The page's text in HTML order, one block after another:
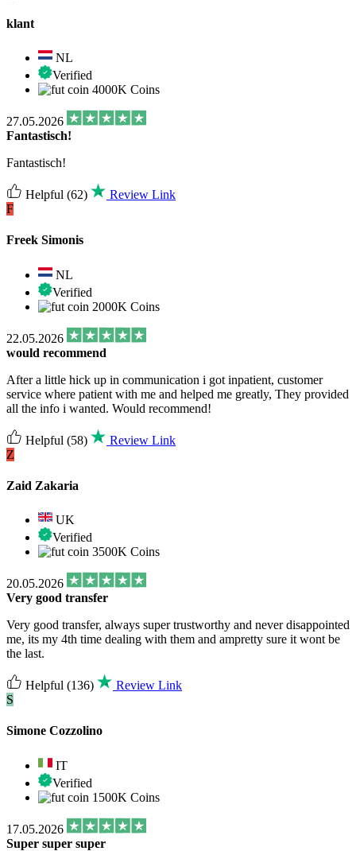
klant
NL
Verified
4000K Coins
27.05.2026
Fantastisch!
Fantastisch!
Helpful (62)
Review Link
F
Freek Simonis
NL
Verified
2000K Coins
22.05.2026
would recommend
After a little hick up in communication i got inpatient, customer
service where patient with me and helped me greatly, They provided
all the info i wanted. Would recommend!
Helpful (58)
Review Link
Z
Zaid Zakaria
UK
Verified
3500K Coins
20.05.2026
Very good transfer
Very good transfer, always super trustworthy and never disappointed
me, its my 4th time dealing with them and ampretty sure it wont be
the last.
Helpful (136)
Review Link
S
Simone Cozzolino
IT
Verified
1500K Coins
17.05.2026
Super super super